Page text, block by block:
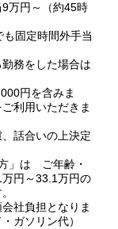
9万円～（約45時
も固定時間外手当
務をした場合は
円を含みま
利用いただきま
話合いの上決定
」は ご年齢・
円～33.1万円の
社負担となりま
ガソリン代）